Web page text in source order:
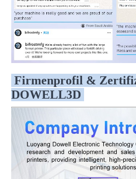
Firmenprofil &
DOWELL3D